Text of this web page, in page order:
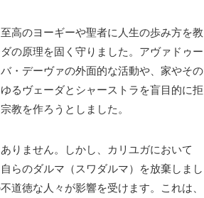
高のヨーギーや聖者に人生の歩み方を教
の原理を固く守りました。アヴァドゥー
・デーヴァの外面的な活動や、家やその
るヴェーダとシャーストラを盲目的に拒
教を作ろうとしました。
りません。しかし、カリユガにおいて
らのダルマ（スワダルマ）を放棄しまし
道徳な人々が影響を受けます。これは、